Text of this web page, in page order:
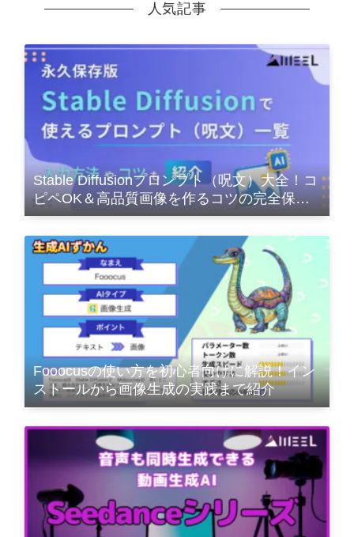
人気記事
Stable Diffusionプロンプト（呪文）大全！コ
ピペOK＆高品質画像を作るコツの完全保存
版
Fooocusの使い方を初心者向けに解説！イン
ストールから画像生成の実践まで紹介